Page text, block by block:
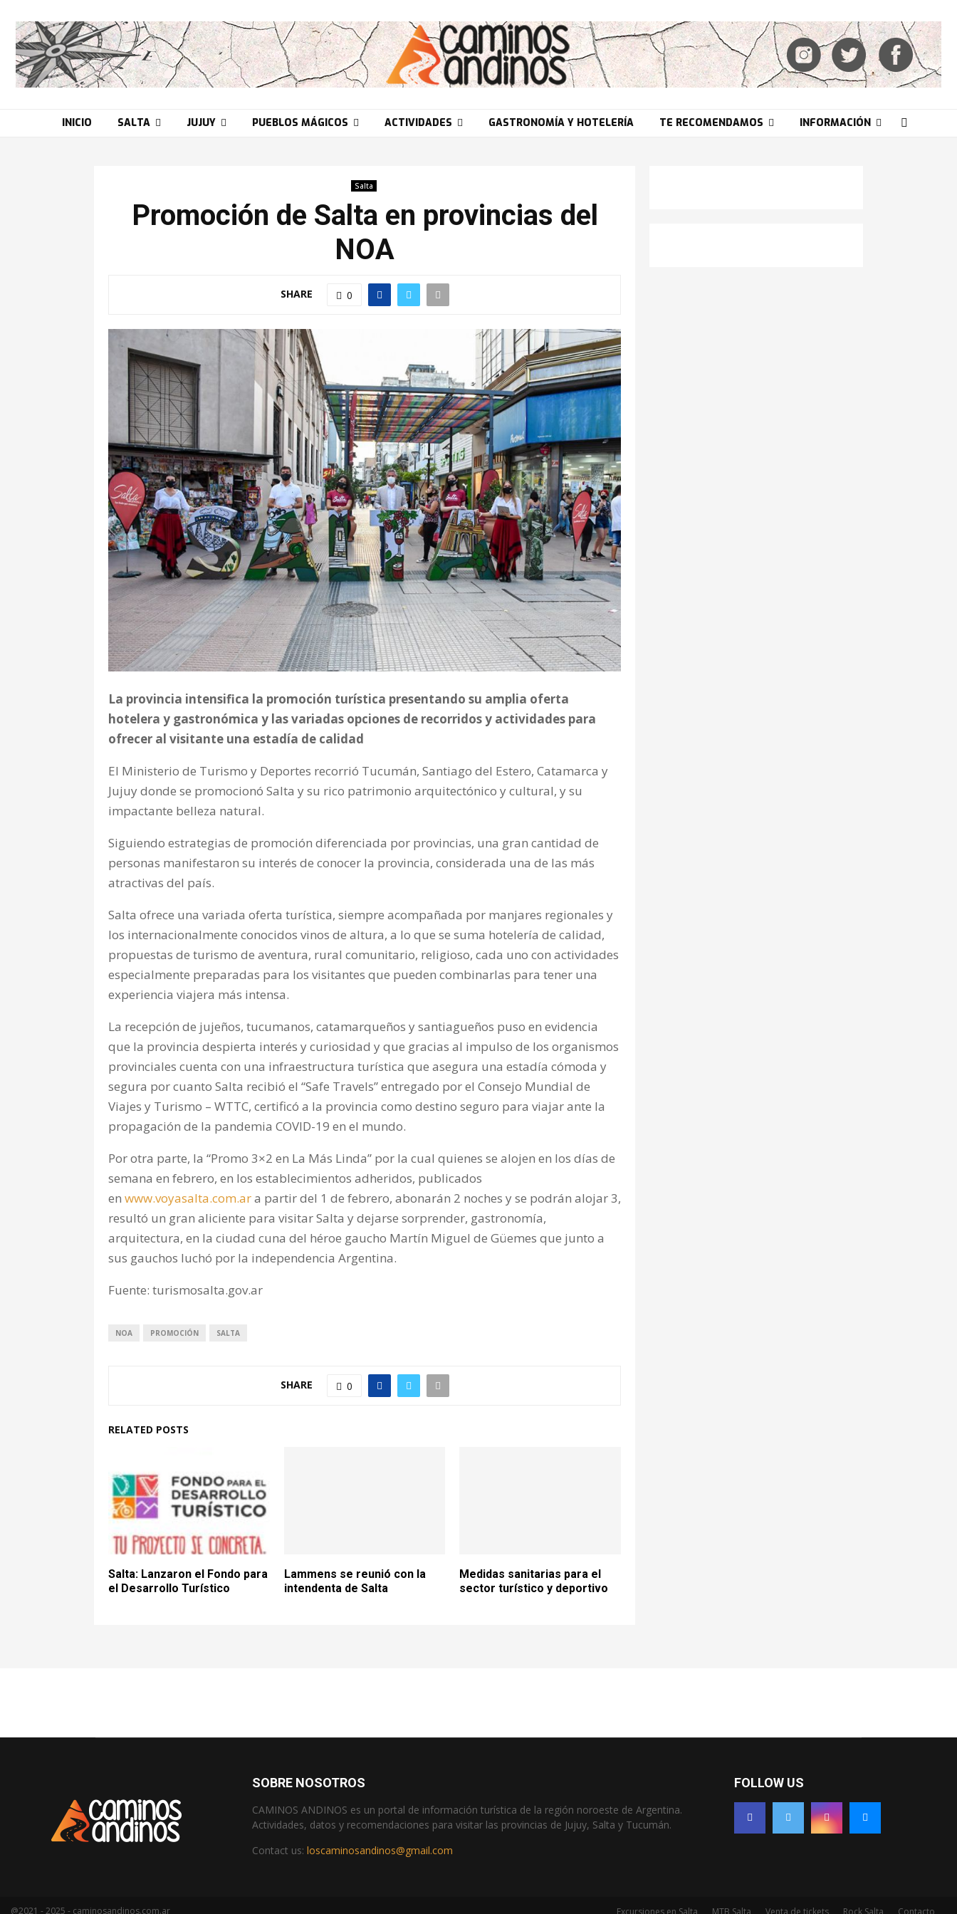
INICIO SALTA JUJUY PUEBLOS MÁGICOS ACTIVIDADES GASTRONOMÍA Y HOTELERÍA TE RECOMENDAMOS INFORMACIÓN
Salta
Promoción de Salta en provincias del
NOA
SHARE 0
La provincia intensifica la promoción turística presentando su amplia oferta
hotelera y gastronómica y las variadas opciones de recorridos y actividades para
ofrecer al visitante una estadía de calidad
El Ministerio de Turismo y Deportes recorrió Tucumán, Santiago del Estero, Catamarca y
Jujuy donde se promocionó Salta y su rico patrimonio arquitectónico y cultural, y su
impactante belleza natural.
Siguiendo estrategias de promoción diferenciada por provincias, una gran cantidad de
personas manifestaron su interés de conocer la provincia, considerada una de las más
atractivas del país.
Salta ofrece una variada oferta turística, siempre acompañada por manjares regionales y
los internacionalmente conocidos vinos de altura, a lo que se suma hotelería de calidad,
propuestas de turismo de aventura, rural comunitario, religioso, cada uno con actividades
especialmente preparadas para los visitantes que pueden combinarlas para tener una
experiencia viajera más intensa.
La recepción de jujeños, tucumanos, catamarqueños y santiagueños puso en evidencia
que la provincia despierta interés y curiosidad y que gracias al impulso de los organismos
provinciales cuenta con una infraestructura turística que asegura una estadía cómoda y
segura por cuanto Salta recibió el “Safe Travels” entregado por el Consejo Mundial de
Viajes y Turismo – WTTC, certificó a la provincia como destino seguro para viajar ante la
propagación de la pandemia COVID-19 en el mundo.
Por otra parte, la “Promo 3×2 en La Más Linda” por la cual quienes se alojen en los días de
semana en febrero, en los establecimientos adheridos, publicados
en www.voyasalta.com.ara partir del 1 de febrero, abonarán 2 noches y se podrán alojar 3,
resultó un gran aliciente para visitar Salta y dejarse sorprender, gastronomía,
arquitectura, en la ciudad cuna del héroe gaucho Martín Miguel de Güemes que junto a
sus gauchos luchó por la independencia Argentina.
Fuente: turismosalta.gov.ar
NOA PROMOCIÓN SALTA
SHARE 0
RELATED POSTS
Salta: Lanzaron el Fondo para
el Desarrollo Turístico
Lammens se reunió con la
intendenta de Salta
Medidas sanitarias para el
sector turístico y deportivo
SOBRE NOSOTROS
CAMINOS ANDINOS es un portal de información turística de la región noroeste de Argentina.
Actividades, datos y recomendaciones para visitar las provincias de Jujuy, Salta y Tucumán.
Contact us: loscaminosandinos@gmail.com
FOLLOW US
@2021 - 2025 - caminosandinos.com.ar